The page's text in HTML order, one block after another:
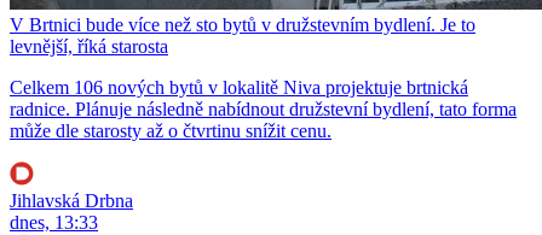
V Brtnici bude více než sto bytů v družstevním bydlení. Je to
levnější, říká starosta
Celkem 106 nových bytů v lokalitě Niva projektuje brtnická
radnice. Plánuje následně nabídnout družstevní bydlení, tato forma
může dle starosty až o čtvrtinu snížit cenu.
Jihlavská Drbna
dnes, 13:33